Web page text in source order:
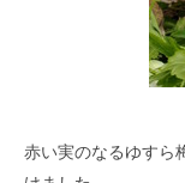
赤い実のなるゆすら